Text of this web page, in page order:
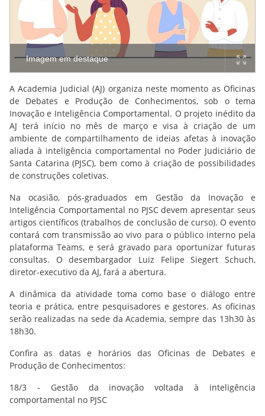
Imagem em destaque
A Academia Judicial (AJ) organiza neste momento as Oficinas
de Debates e Produção de Conhecimentos, sob o tema
Inovação e Inteligência Comportamental. O projeto inédito da
AJ terá início no mês de março e visa à criação de um
ambiente de compartilhamento de ideias afetas à inovação
aliada à inteligência comportamental no Poder Judiciário de
Santa Catarina (PJSC), bem como à criação de possibilidades
de construções coletivas.
Na ocasião, pós-graduados em Gestão da Inovação e
Inteligência Comportamental no PJSC devem apresentar seus
artigos científicos (trabalhos de conclusão de curso). O evento
contará com transmissão ao vivo para o público interno pela
plataforma Teams, e será gravado para oportunizar futuras
consultas. O desembargador Luiz Felipe Siegert Schuch,
diretor-executivo da AJ, fará a abertura.
A dinâmica da atividade toma como base o diálogo entre
teoria e prática, entre pesquisadores e gestores. As oficinas
serão realizadas na sede da Academia, sempre das 13h30 às
18h30.
Confira as datas e horários das Oficinas de Debates e
Produção de Conhecimentos:
18/3 - Gestão da inovação voltada à inteligência
comportamental no PJSC